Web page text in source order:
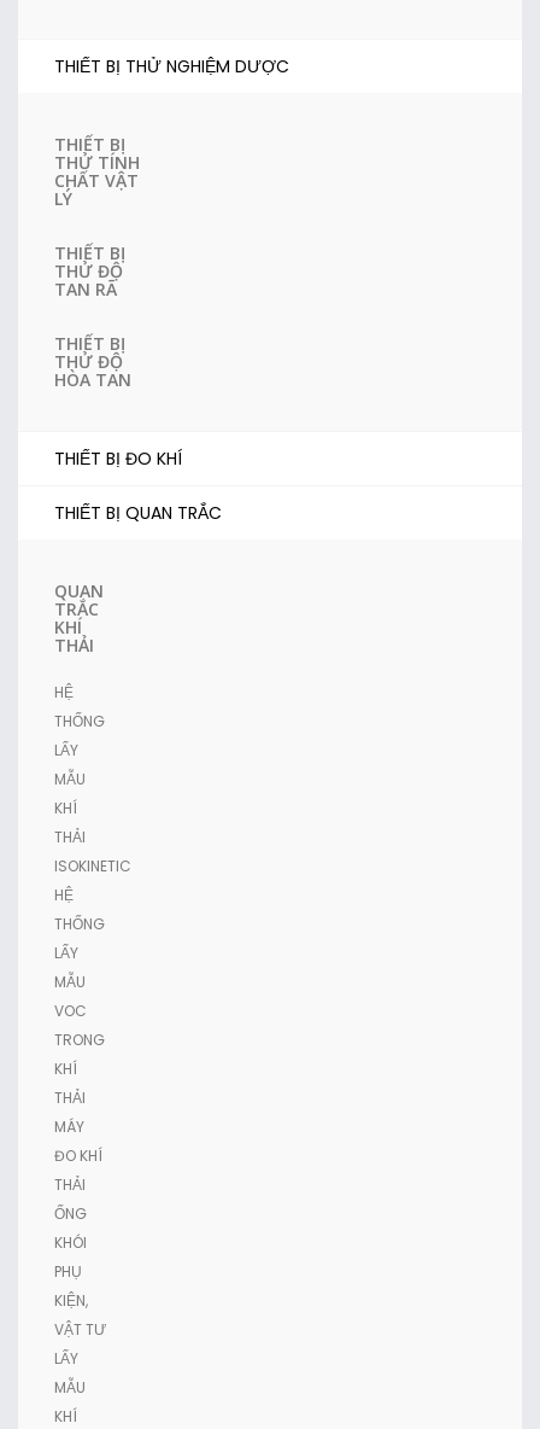
THIẾT BỊ THỬ NGHIỆM DƯỢC
THIẾT BỊ
THỬ TÍNH
CHẤT VẬT
LÝ
THIẾT BỊ
THỬ ĐỘ
TAN RÃ
THIẾT BỊ
THỬ ĐỘ
HÒA TAN
THIẾT BỊ ĐO KHÍ
THIẾT BỊ QUAN TRẮC
QUAN
TRẮC
KHÍ
THẢI
HỆ
THỐNG
LẤY
MẪU
KHÍ
THẢI
ISOKINETIC
HỆ
THỐNG
LẤY
MẪU
VOC
TRONG
KHÍ
THẢI
MÁY
ĐO KHÍ
THẢI
ỐNG
KHÓI
PHỤ
KIỆN,
VẬT TƯ
LẤY
MẪU
KHÍ